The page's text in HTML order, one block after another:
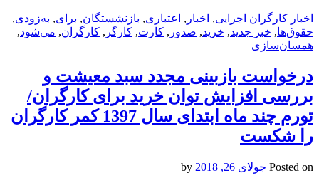
اخبار کارگران اجرایی, اخبار , اعتباری, بازنشستگان, برای, به‌زودی,
حقوق‌ها, خبر جدید, خرید, صدور , کارت, کارگر , کارگران, می‌شود,
همسان‌سازی
درخواست بازبینی مجدد سبد معیشت و
بررسی افزایش توان خرید برای کارگران/
تورم چند ماه ابتدای سال 1397 کمر کارگران
را شکست
Posted on جولای 26, 2018